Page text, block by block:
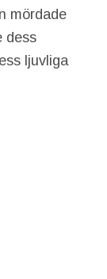
mördade
dess
ljuvliga